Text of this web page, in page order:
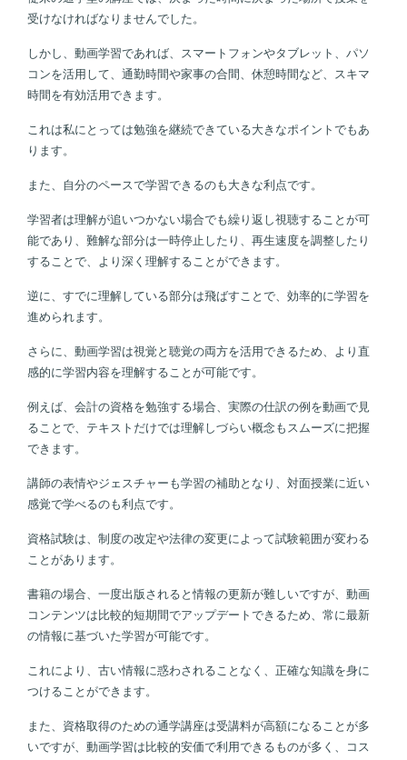
受けなければなりませんでした。
しかし、動画学習であれば、スマートフォンやタブレット、パソ
コンを活用して、通勤時間や家事の合間、休憩時間など、スキマ
時間を有効活用できます。
これは私にとっては勉強を継続できている大きなポイントでもあ
ります。
また、自分のペースで学習できるのも大きな利点です。
学習者は理解が追いつかない場合でも繰り返し視聴することが可
能であり、難解な部分は一時停止したり、再生速度を調整したり
することで、より深く理解することができます。
逆に、すでに理解している部分は飛ばすことで、効率的に学習を
進められます。
さらに、動画学習は視覚と聴覚の両方を活用できるため、より直
感的に学習内容を理解することが可能です。
例えば、会計の資格を勉強する場合、実際の仕訳の例を動画で見
ることで、テキストだけでは理解しづらい概念もスムーズに把握
できます。
講師の表情やジェスチャーも学習の補助となり、対面授業に近い
感覚で学べるのも利点です。
資格試験は、制度の改定や法律の変更によって試験範囲が変わる
ことがあります。
書籍の場合、一度出版されると情報の更新が難しいですが、動画
コンテンツは比較的短期間でアップデートできるため、常に最新
の情報に基づいた学習が可能です。
これにより、古い情報に惑わされることなく、正確な知識を身に
つけることができます。
また、資格取得のための通学講座は受講料が高額になることが多
いですが、動画学習は比較的安価で利用できるものが多く、コス